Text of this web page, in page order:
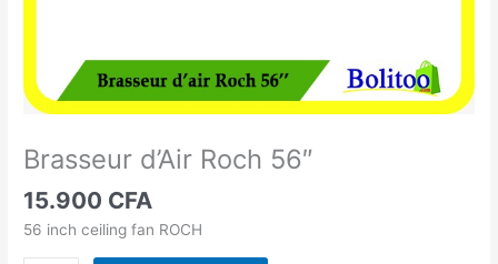
Brasseur d’Air Roch 56″
15.900 CFA
56 inch ceiling fan ROCH